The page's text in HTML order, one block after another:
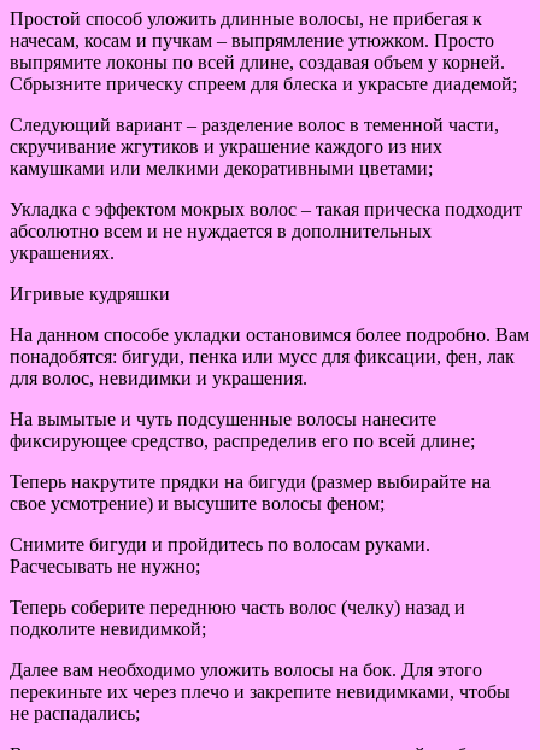
Простой способ уложить длинные волосы, не прибегая к
начесам, косам и пучкам – выпрямление утюжком. Просто
выпрямите локоны по всей длине, создавая объем у корней.
Сбрызните прическу спреем для блеска и украсьте диадемой;
Следующий вариант – разделение волос в теменной части,
скручивание жгутиков и украшение каждого из них
камушками или мелкими декоративными цветами;
Укладка с эффектом мокрых волос – такая прическа подходит
абсолютно всем и не нуждается в дополнительных
украшениях.
Игривые кудряшки
На данном способе укладки остановимся более подробно. Вам
понадобятся: бигуди, пенка или мусс для фиксации, фен, лак
для волос, невидимки и украшения.
На вымытые и чуть подсушенные волосы нанесите
фиксирующее средство, распределив его по всей длине;
Теперь накрутите прядки на бигуди (размер выбирайте на
свое усмотрение) и высушите волосы феном;
Снимите бигуди и пройдитесь по волосам руками.
Расчесывать не нужно;
Теперь соберите переднюю часть волос (челку) назад и
подколите невидимкой;
Далее вам необходимо уложить волосы на бок. Для этого
перекиньте их через плечо и закрепите невидимками, чтобы
не распадались;